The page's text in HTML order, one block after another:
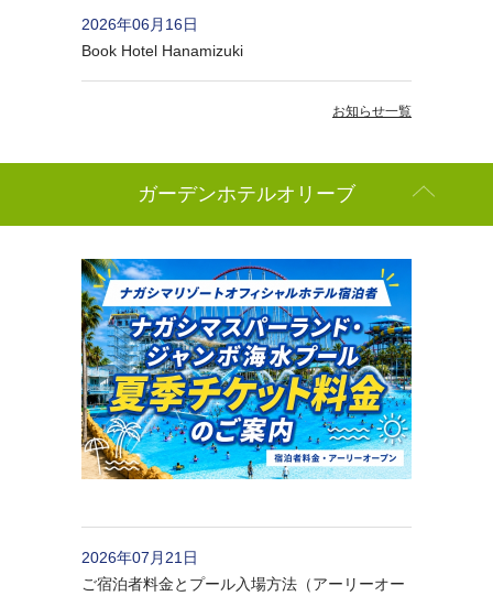
2026年06月16日
Book Hotel Hanamizuki
お知らせ一覧
ガーデンホテルオリーブ
2026年07月21日
ご宿泊者料金とプール入場方法（アーリーオー